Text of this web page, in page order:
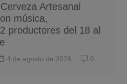
Artesanal
música,
productores del 18 al
4 de agosto de 2026 0